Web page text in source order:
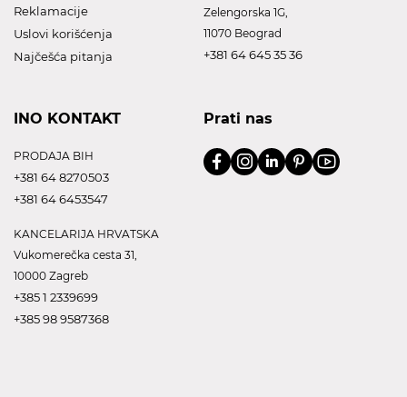
Reklamacije
Uslovi korišćenja
Najčešća pitanja
Zelengorska 1G,
11070 Beograd
+381 64 645 35 36
INO KONTAKT
PRODAJA BIH
+381 64 8270503
+381 64 6453547
KANCELARIJA HRVATSKA
Vukomerečka cesta 31,
10000 Zagreb
+385 1 2339699
+385 98 9587368
Prati nas